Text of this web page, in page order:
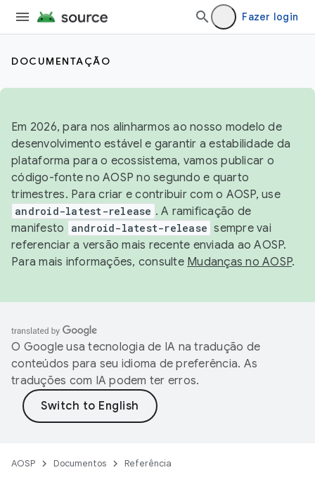
Fazer login
DOCUMENTAÇÃO
Em 2026, para nos alinharmos ao nosso modelo de
desenvolvimento estável e garantir a estabilidade da
plataforma para o ecossistema, vamos publicar o
código-fonte no AOSP no segundo e quarto
trimestres. Para criar e contribuir com o AOSP, use
android-latest-release . A ramificação de
manifesto
android-latest-release sempre vai
referenciar a versão mais recente enviada ao AOSP.
Para mais informações, consulte Mudanças no AOSP.
O Google usa tecnologia de IA na tradução de
conteúdos para seu idioma de preferência. As
traduções com IA podem ter erros.
AOSP Documentos Referência